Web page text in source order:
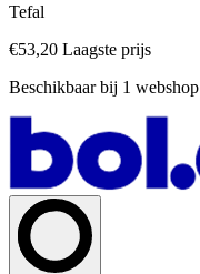
Tefal
€53,20 Laagste prijs
Beschikbaar bij 1 webshop